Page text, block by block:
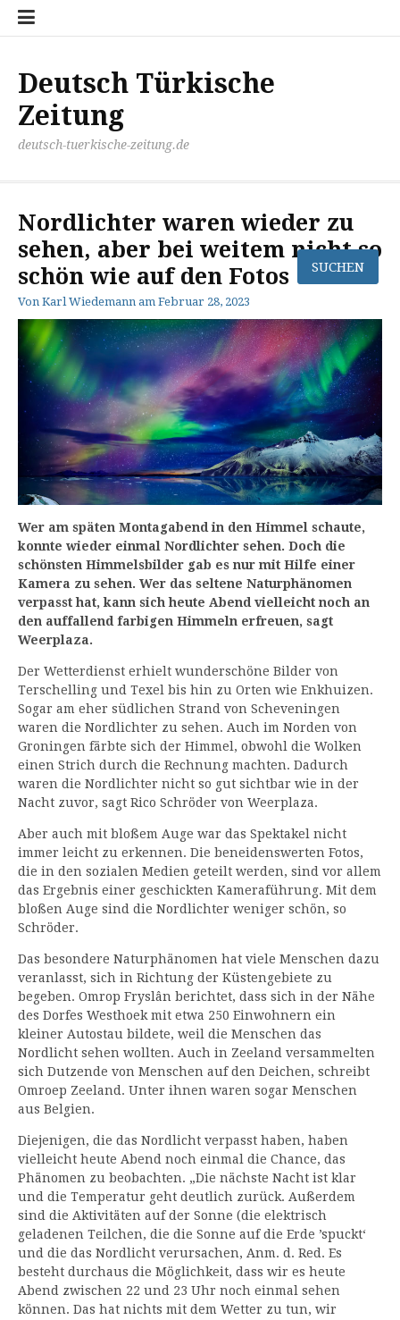
Zum
Inhalt
Deutsch Türkische
Zeitung
deutsch-tuerkische-zeitung.de
Nordlichter waren wieder zu
sehen, aber bei weitem nicht so
schön wie auf den Fotos
Von Karl Wiedemann am Februar 28, 2023
Wer am späten Montagabend in den Himmel schaute,
konnte wieder einmal Nordlichter sehen. Doch die
schönsten Himmelsbilder gab es nur mit Hilfe einer
Kamera zu sehen. Wer das seltene Naturphänomen
verpasst hat, kann sich heute Abend vielleicht noch an
den auffallend farbigen Himmeln erfreuen, sagt
Weerplaza.
Der Wetterdienst erhielt wunderschöne Bilder von
Terschelling und Texel bis hin zu Orten wie Enkhuizen.
Sogar am eher südlichen Strand von Scheveningen
waren die Nordlichter zu sehen. Auch im Norden von
Groningen färbte sich der Himmel, obwohl die Wolken
einen Strich durch die Rechnung machten. Dadurch
waren die Nordlichter nicht so gut sichtbar wie in der
Nacht zuvor, sagt Rico Schröder von Weerplaza.
Aber auch mit bloßem Auge war das Spektakel nicht
immer leicht zu erkennen. Die beneidenswerten Fotos,
die in den sozialen Medien geteilt werden, sind vor allem
das Ergebnis einer geschickten Kameraführung. Mit dem
bloßen Auge sind die Nordlichter weniger schön, so
Schröder.
Das besondere Naturphänomen hat viele Menschen dazu
veranlasst, sich in Richtung der Küstengebiete zu
begeben. Omrop Fryslân berichtet, dass sich in der Nähe
des Dorfes Westhoek mit etwa 250 Einwohnern ein
kleiner Autostau bildete, weil die Menschen das
Nordlicht sehen wollten. Auch in Zeeland versammelten
sich Dutzende von Menschen auf den Deichen, schreibt
Omroep Zeeland. Unter ihnen waren sogar Menschen
aus Belgien.
Diejenigen, die das Nordlicht verpasst haben, haben
vielleicht heute Abend noch einmal die Chance, das
Phänomen zu beobachten. „Die nächste Nacht ist klar
und die Temperatur geht deutlich zurück. Außerdem
sind die Aktivitäten auf der Sonne (die elektrisch
geladenen Teilchen, die die Sonne auf die Erde ’spuckt‘
und die das Nordlicht verursachen, Anm. d. Red. Es
besteht durchaus die Möglichkeit, dass wir es heute
Abend zwischen 22 und 23 Uhr noch einmal sehen
können. Das hat nichts mit dem Wetter zu tun, wir